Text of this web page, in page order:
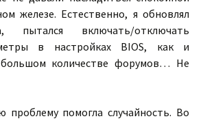
железе. Естественно, я обновлял
пытался включать/отключать
в настройках BIOS, как и
количестве форумов… Не
помогла случайность. Во